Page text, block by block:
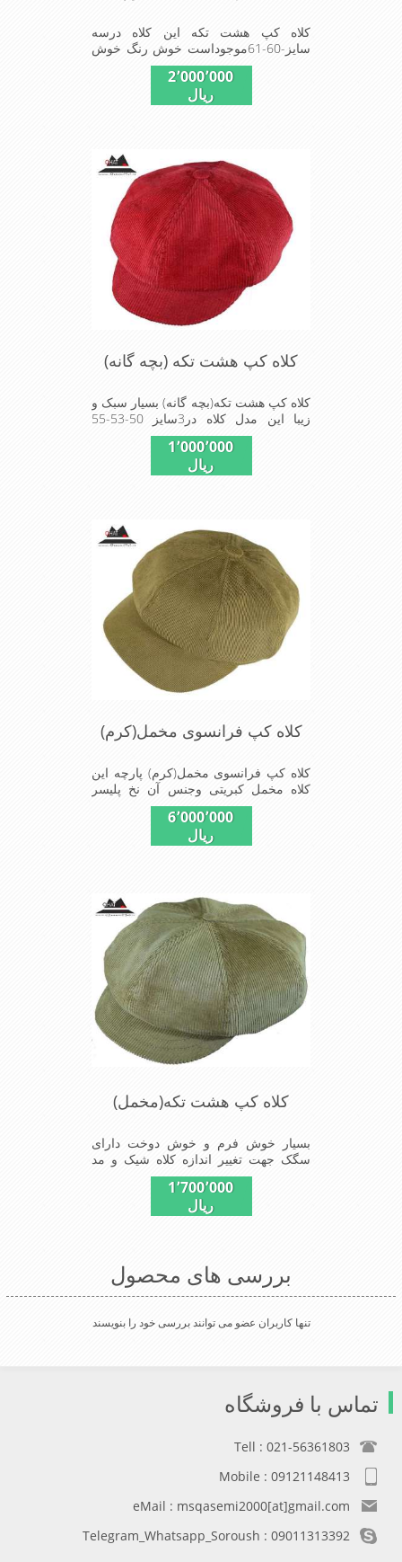
کلاه کپ هشت تکه این کلاه درسه
سایز-60-61موجوداست خوش رنگ خوش
دوخت و مد روز قابلیت تغییر اندازه سبک
2٬000٬000
ریال
کلاه کپ هشت تکه (بچه گانه)
کلاه کپ هشت تکه(بچه گانه) بسیار سبک و
زیبا این مدل کلاه در3سایز 50-53-55
موجود است
1٬000٬000
ریال
کلاه کپ فرانسوی مخمل(کرم)
کلاه کپ فرانسوی مخمل(کرم) پارچه این
کلاه مخمل کبریتی وجنس آن نخ پلیسر
است داخل کلاه آستر مشکی تترون دوخته
شده تا کلاه تنفسی بهتر داشته باشد این
مدل فری سایز است باکشی که پشت کلاه
شیک خوش دوخت و راحت پارچه مخمل
لطیف
6٬000٬000
ریال
کلاه کپ هشت تکه(مخمل)
بسیار خوش فرم و خوش دوخت دارای
سگک جهت تغییر اندازه کلاه شیک و مد
روز سبک و راحت
1٬700٬000
ریال
بررسی های محصول
تنها کاربران عضو می توانند بررسی خود را بنویسند
تماس با فروشگاه
Tell : 021-56361803
Mobile : 09121148413
eMail : msqasemi2000[at]gmail.com
Telegram_Whatsapp_Soroush : 09011313392